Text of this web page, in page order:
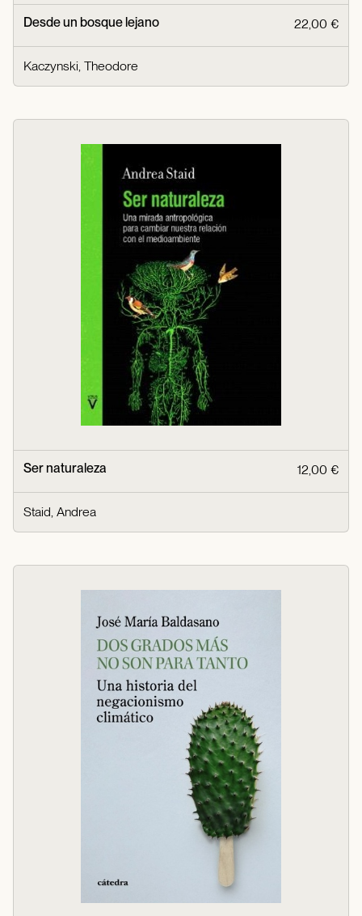
Desde un bosque lejano 22,00 €
Kaczynski, Theodore
Ser naturaleza 12,00 €
Staid, Andrea